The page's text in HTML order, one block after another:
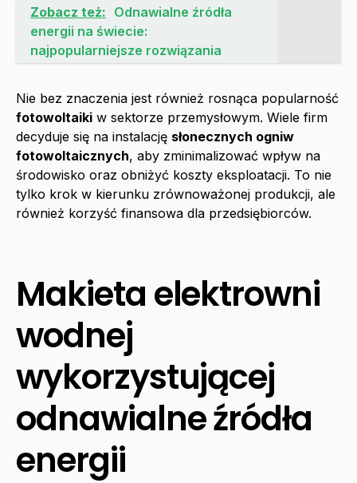
Zobacz też: Odnawialne źródła
energii na świecie:
najpopularniejsze rozwiązania
Nie bez znaczenia jest również rosnąca popularność
fotowoltaiki w sektorze przemysłowym. Wiele firm
decyduje się na instalację słonecznych ogniw
fotowoltaicznych, aby zminimalizować wpływ na
środowisko oraz obniżyć koszty eksploatacji. To nie
tylko krok w kierunku zrównoważonej produkcji, ale
również korzyść finansowa dla przedsiębiorców.
Makieta elektrowni
wodnej
wykorzystującej
odnawialne źródła
energii